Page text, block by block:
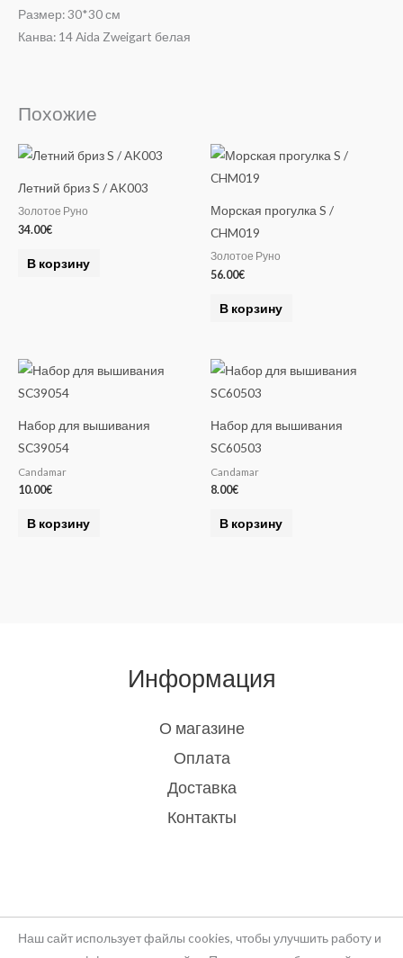
Размер: 30*30 см
Канва: 14 Aida Zweigart белая
Похожие
Летний бриз S / AK003
Золотое Руно
34.00€
В корзину
Морская прогулка S /
CHM019
Золотое Руно
56.00€
В корзину
Набор для вышивания
SC39054
Candamar
10.00€
В корзину
Набор для вышивания
SC60503
Candamar
8.00€
В корзину
Информация
О магазине
Оплата
Доставка
Контакты
Наш сайт использует файлы cookies, чтобы улучшить работу и